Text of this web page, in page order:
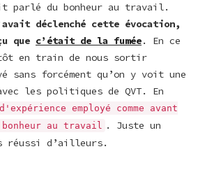
parlé du bonheur au travail.
déclenché cette évocation,
que c’était de la fumée. En ce
en train de nous sortir
sans forcément qu’on y voit une
les politiques de QVT. En
employé comme avant
au travail . Juste un
réussi d’ailleurs.